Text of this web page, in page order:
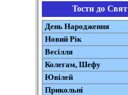
Тости до Свят
День Народження
Новий Рік
Весілля
Колегам, Шефу
Ювілей
Прикольні